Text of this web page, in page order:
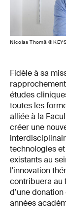
Nicolas Thomä ©
Fidèle à sa
études
toutes les
alliée à la
créer une
technologies
existants au
l'innovation
contribuera au
d’une
années